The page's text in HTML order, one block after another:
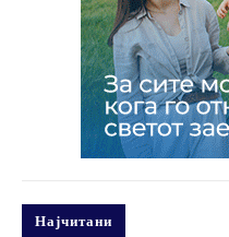
Најчитани